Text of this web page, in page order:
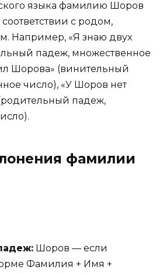
языка фамилию Шоров
с родом,
Например, «Я знаю двух
падеж, множественное
Шорова» (винительный
число), «У Шоров нет
падеж,
фамилии
Шоров — если
Фамилия + Имя +